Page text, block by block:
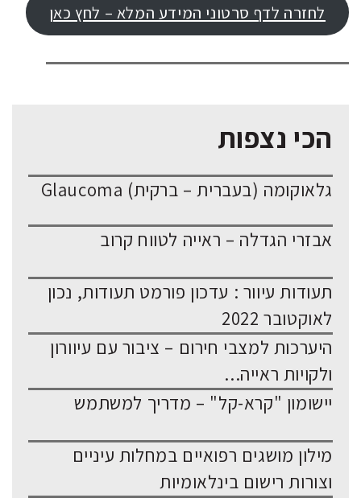
לחזרה לדף סרטוני המידע המלא – לחץ כאן
הכי נצפות
גלאוקומה (בעברית – ברקית) Glaucoma
אבזרי הגדלה – ראייה לטווח קרוב
תעודות עיוור : עדכון פורמט תעודות, נכון
לאוקטובר 2022
היערכות למצבי חירום – ציבור עם עיוורון
ולקויות ראייה...
יישומון "קרא-קל" – מדריך למשתמש
מילון מושגים רפואיים במחלות עיניים
וצורות רישום בינלאומיות